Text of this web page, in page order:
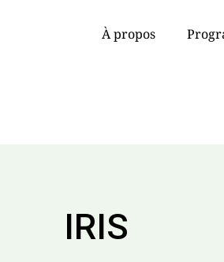
À propos
IRIS